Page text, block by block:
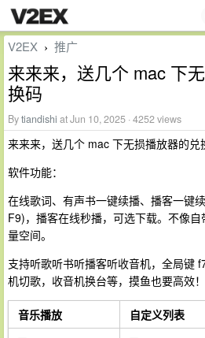
V2EX › 推广
来来来，送几个 mac 下
换码
Bytiandishi at Jun 10, 2025 · 4252 views
来来来，送几个 mac 下无损播放器的
软件功能：
在线歌词、有声书一键续播、播客一键
F9)，播客在线秒播，可选下载。不像
量空间。
支持听歌听书听播客听收音机，全局键
机切歌，收音机换台等，摸鱼也要高效！
音乐播放 自定义列表